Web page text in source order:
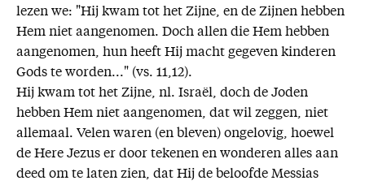
lezen we: "Hij kwam tot het Zijne, en de Zijnen hebben
Hem niet aangenomen. Doch allen die Hem hebben
aangenomen, hun heeft Hij macht gegeven kinderen
Gods te worden..." (vs. 11,12).
Hij kwam tot het Zijne, nl. Israël, doch de Joden
hebben Hem niet aangenomen, dat wil zeggen, niet
allemaal. Velen waren (en bleven) ongelovig, hoewel
de Here Jezus er door tekenen en wonderen alles aan
deed om te laten zien, dat Hij de beloofde Messias